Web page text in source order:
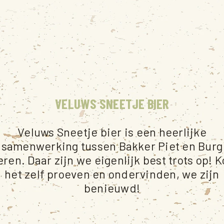
VELUWS SNEETJE BIER
Veluws Sneetje bier is een heerlijke
samenwerking tussen Bakker Piet en Burg
Daar zijn we eigenlijk best trots op!
het zelf proeven en ondervinden, we zijn
benieuwd!